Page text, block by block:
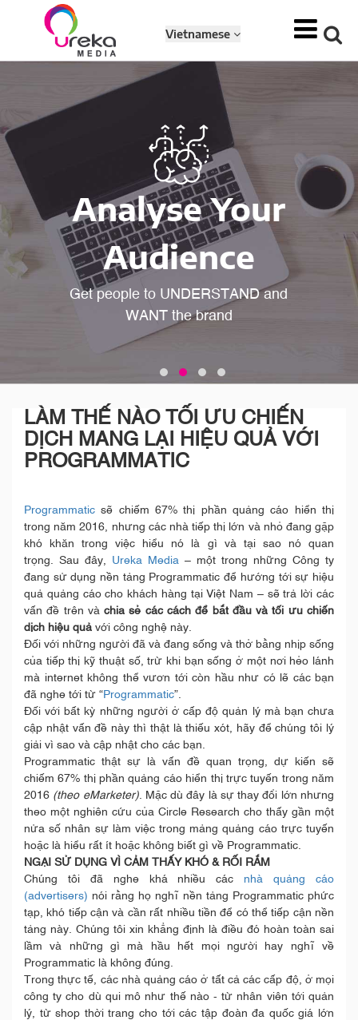
Vietnamese
Analyse Your
Audience
Get people to UNDERSTAND and
WANT the brand
LÀM THẾ NÀO TỐI ƯU CHIẾN
DỊCH MANG LẠI HIỆU QUẢ VỚI
PROGRAMMATIC
Programmatic sẽ chiếm 67% thị phần quảng cáo hiển thị
trong năm 2016, nhưng các nhà tiếp thị lớn và nhỏ đang gặp
khó khăn trong việc hiểu nó là gì và tại sao nó quan
trọng. Sau đây, Ureka Media – một trong những Công ty
đang sử dụng nền tảng Programmatic để hướng tới sự hiệu
quả quảng cáo cho khách hàng tại Việt Nam – sẽ trả lời các
vấn đề trên vàchia sẻ các cách để bắt đầu và tối ưu chiến
dịch hiệu quả với công nghệ này.
Đối với những người đã và đang sống và thở bằng nhịp sống
của tiếp thị kỹ thuật số, trừ khi bạn sống ở một nơi hẻo lánh
mà internet không thể vươn tới còn hầu như có lẽ các bạn
đã nghe tới từ “Programmatic”.
Đối với bất kỳ những người ở cấp độ quản lý mà bạn chưa
cập nhật vấn đề này thì thật là thiếu xót, hãy để chúng tôi lý
giải vì sao và cập nhật cho các bạn.
Programmatic thật sự là vấn đề quan trọng, dự kiến sẽ
chiếm 67% thị phần quảng cáo hiển thị trực tuyến trong năm
2016 (theo eMarketer). Mặc dù đây là sự thay đổi lớn nhưng
theo một nghiên cứu của Circle Research cho thấy gần một
nửa số nhân sự làm việc trong mảng quảng cáo trực tuyến
hoặc là hiểu rất ít hoặc không biết gì về Programmatic.
NGẠI SỬ DỤNG VÌ CẢM THẤY KHÓ & RỐI RẮM
Chúng tôi đã nghe khá nhiều các nhà quảng cáo
(advertisers) nói rằng họ nghĩ nền tảng Programmatic phức
tạp, khó tiếp cận và cần rất nhiều tiền để có thể tiếp cận nền
tảng này. Chúng tôi xin khẳng định là điều đó hoàn toàn sai
lầm và những gì mà hầu hết mọi người hay nghĩ về
Programmatic là không đúng.
Trong thực tế, các nhà quảng cáo ở tất cả các cấp độ, ở mọi
công ty cho dù qui mô như thế nào - từ nhân viên tới quản
lý, từ shop thời trang cho tới các tập đoàn đa quốc giá lớn